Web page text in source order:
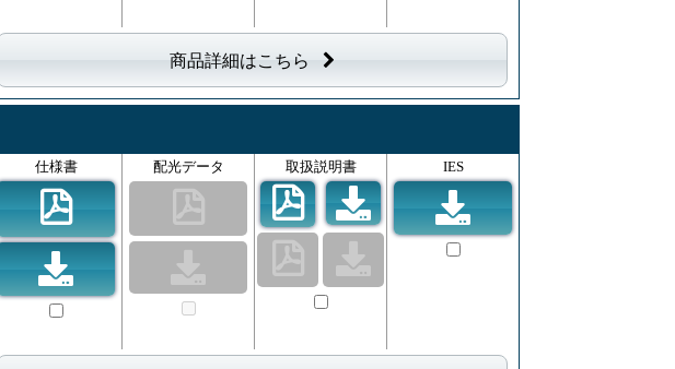
商品詳細はこちら
仕様書 配光データ 取扱説明書 IES